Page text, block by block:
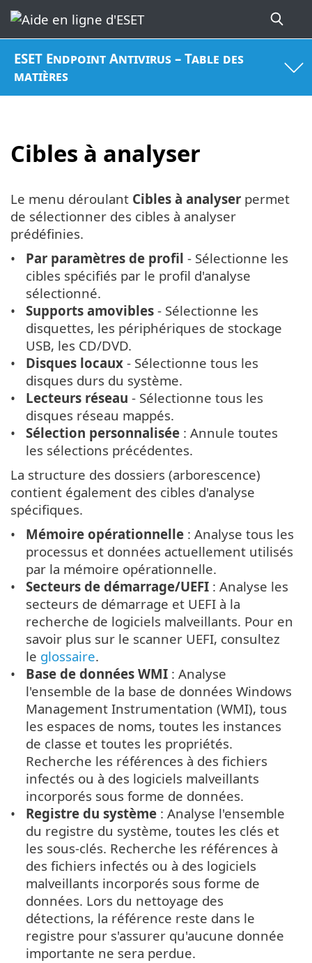
ESET Endpoint Antivirus – Table des
matières
Cibles à analyser
Le menu déroulant Cibles à analyser permet
de sélectionner des cibles à analyser
prédéfinies.
Par paramètres de profil - Sélectionne les
cibles spécifiés par le profil d'analyse
sélectionné.
Supports amovibles - Sélectionne les
disquettes, les périphériques de stockage
USB, les CD/DVD.
Disques locaux - Sélectionne tous les
disques durs du système.
Lecteurs réseau - Sélectionne tous les
disques réseau mappés.
Sélection personnalisée : Annule toutes
les sélections précédentes.
La structure des dossiers (arborescence)
contient également des cibles d'analyse
spécifiques.
Mémoire opérationnelle : Analyse tous les
processus et données actuellement utilisés
par la mémoire opérationnelle.
Secteurs de démarrage/UEFI : Analyse les
secteurs de démarrage et UEFI à la
recherche de logiciels malveillants. Pour en
savoir plus sur le scanner UEFI, consultez
le glossaire.
Base de données WMI : Analyse
l'ensemble de la base de données Windows
Management Instrumentation (WMI), tous
les espaces de noms, toutes les instances
de classe et toutes les propriétés.
Recherche les références à des fichiers
infectés ou à des logiciels malveillants
incorporés sous forme de données.
Registre du système : Analyse l'ensemble
du registre du système, toutes les clés et
les sous-clés. Recherche les références à
des fichiers infectés ou à des logiciels
malveillants incorporés sous forme de
données. Lors du nettoyage des
détections, la référence reste dans le
registre pour s'assurer qu'aucune donnée
importante ne sera perdue.